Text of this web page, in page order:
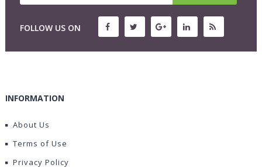
FOLLOW US ON
INFORMATION
About Us
Terms of Use
Privacy Policy